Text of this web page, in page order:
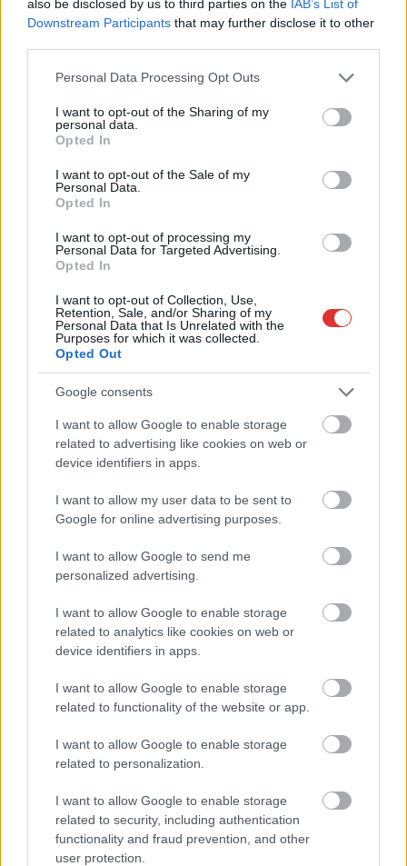
also be disclosed by us to third parties on the IAB’s List of
Downstream Participants that may further disclose it to other
Please note that this website/app uses one or more Google
not limited to your visit or usage behaviour. You may click to
grant or deny consent to Google and its third-party tags to
use your data for below specified purposes in below Google
consent section.
Personal Data Processing Opt Outs
I want to opt-out of the Sharing of my
personal data.
Opted In
I want to opt-out of the Sale of my
Personal Data.
Opted In
I want to opt-out of processing my
Personal Data for Targeted Advertising.
Opted In
I want to opt-out of Collection, Use,
Retention, Sale, and/or Sharing of my
Personal Data that Is Unrelated with the
Purposes for which it was collected.
Opted Out
Google consents
I want to allow Google to enable storage
related to advertising like cookies on web or
device identifiers in apps.
I want to allow my user data to be sent to
Google for online advertising purposes.
I want to allow Google to send me
personalized advertising.
I want to allow Google to enable storage
related to analytics like cookies on web or
device identifiers in apps.
I want to allow Google to enable storage
related to functionality of the website or app.
I want to allow Google to enable storage
related to personalization.
I want to allow Google to enable storage
related to security, including authentication
functionality and fraud prevention, and other
user protection.
Hírlevél feliratkozás
Adja meg keresztnevét:
meg e-mail címét:
legfrissebb információkkal és exkluzív tartalmakkal hétről hétre
postaládájába érkezik!
A SZOL24 legfrissebb 24 cikke
Szolnokon egy kulcsfontosságú körforgalmat részlegesen
lezárnak a napokban, a közlekedés az átlagost is meghaladó
mértékben lebénul
Elromlott a biztosítóberendezés a ceglédi vasútvonalon,
alapos késések alakultak ki a menetrendhez képest,
kimaradás is előfordult
Ön szerint hogy készül a hamisítatlan szolnoki habos isler?
Országos ellenőrzés indult a hazai akkumulátoripari
üzemekben